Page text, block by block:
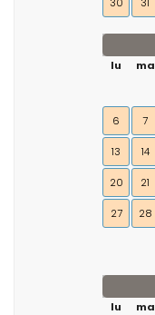
lu
ma
6 7
13 14
20 21
27 28
lu
ma